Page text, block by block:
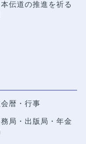
本伝道の推進を祈る
暦・行事
局・出版局・年金